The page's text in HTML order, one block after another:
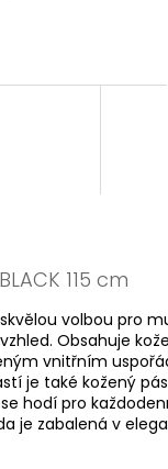
115 cm
volbou pro
Obsahuje
vnitřním
je také kožený
hodí pro
je zabalená v